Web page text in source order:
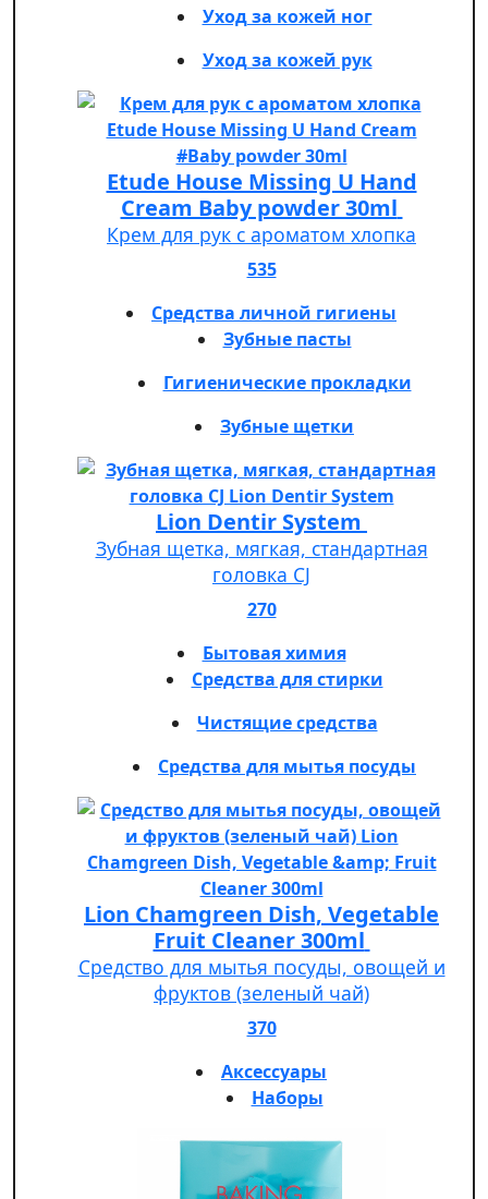
Уход за кожей ног
Уход за кожей рук
Etude House Missing U Hand
Cream Baby powder 30ml
Крем для рук с ароматом хлопка
535
Средства личной гигиены
Зубные пасты
Гигиенические прокладки
Зубные щетки
Lion Dentir System
Зубная щетка, мягкая, стандартная
головка СJ
270
Бытовая химия
Средства для стирки
Чистящие средства
Средства для мытья посуды
Lion Chamgreen Dish, Vegetable
Fruit Cleaner 300ml
Средство для мытья посуды, овощей и
фруктов (зеленый чай)
370
Аксессуары
Наборы